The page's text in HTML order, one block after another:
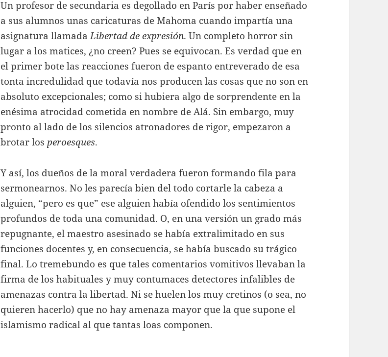
Un profesor de secundaria es degollado en París por haber enseñado
a sus alumnos unas caricaturas de Mahoma cuando impartía una
asignatura llamadaLibertad de expresión. Un completo horror sin
lugar a los matices, ¿no creen? Pues se equivocan. Es verdad que en
el primer bote las reacciones fueron de espanto entreverado de esa
tonta incredulidad que todavía nos producen las cosas que no son en
absoluto excepcionales; como si hubiera algo de sorprendente en la
enésima atrocidad cometida en nombre de Alá. Sin embargo, muy
pronto al lado de los silencios atronadores de rigor, empezaron a
brotar los peroesques.
Y así, los dueños de la moral verdadera fueron formando fila para
sermonearnos. No les parecía bien del todo cortarle la cabeza a
alguien, “pero es que” ese alguien había ofendido los sentimientos
profundos de toda una comunidad. O, en una versión un grado más
repugnante, el maestro asesinado se había extralimitado en sus
funciones docentes y, en consecuencia, se había buscado su trágico
final. Lo tremebundo es que tales comentarios vomitivos llevaban la
firma de los habituales y muy contumaces detectores infalibles de
amenazas contra la libertad. Ni se huelen los muy cretinos (o sea, no
quieren hacerlo) que no hay amenaza mayor que la que supone el
islamismo radical al que tantas loas componen.